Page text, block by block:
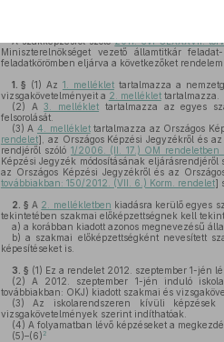
A szakképzésről szóló2011. évi CLXXXVII.
Miniszterelnökséget vezető államtitkár
feladatkörömben eljárva a következőket
1. § (1) Az 1. melléklettartalmazza a
vizsgakövetelményeit a 2. melléklettartalmazza.
(2) A3. melléklet tartalmazza az egyes
felsorolását.
(3) A 4. melléklettartalmazza az Országos
rendelet], az Országos Képzési Jegyzékről és
rendjéről szóló 1/2006. (II. 17.) OM
Képzési Jegyzék módosításának eljárásrendjéről
az Országos Képzési Jegyzékről és az
továbbiakban: 150/2012. (VII. 6.) Korm. rendelet]
2. § A 2. mellékletben kiadásra kerülő egyes
tekintetében szakmai előképzettségnek kell
a) a korábban kiadott azonos megnevezésű
b) a szakmai előképzettségként nevesített
képesítéseket is.
3. § (1) Ez a rendelet 2012. szeptember 1-jén
(2) A 2012. szeptember 1-jén induló
továbbiakban: OKJ) kiadott szakmai és
(3) Az iskolarendszeren kívüli
vizsgakövetelmények szerint indíthatóak.
(4) A folyamatban lévő képzéseket a
(5)–(6) 2